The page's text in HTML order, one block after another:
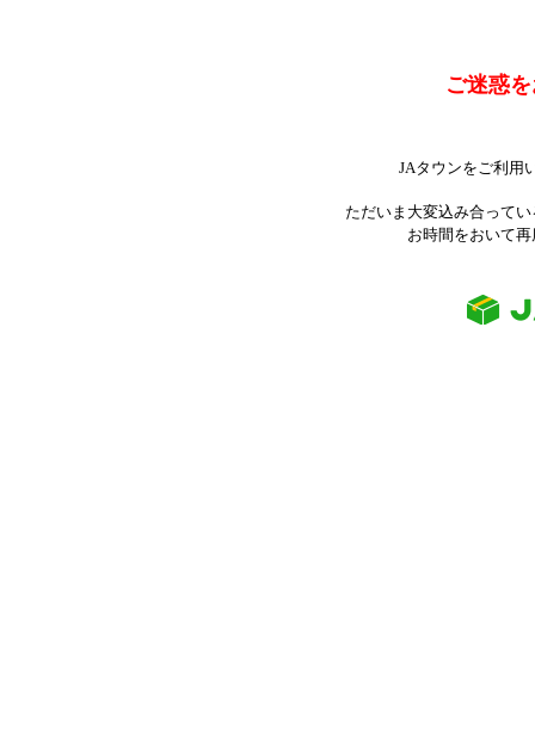
ご迷惑
JAタウンをご利用
ただいま大変込み合って
お時間をおいて